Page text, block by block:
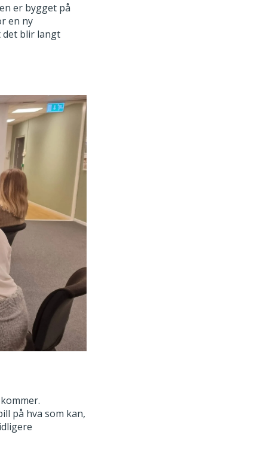
er bygget på
en ny
det blir langt
på hva som kan,